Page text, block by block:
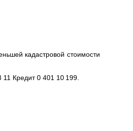
кадастровой стоимости
Кредит 0 401 10 199.